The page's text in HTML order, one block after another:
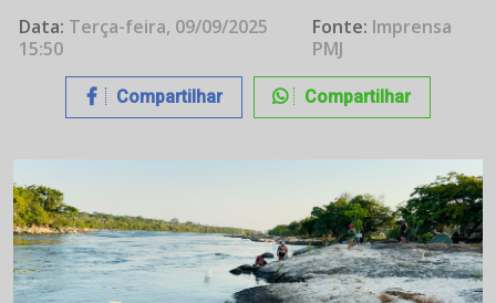
Data: Terça-feira, 09/09/2025
15:50
Fonte: Imprensa
PMJ
Compartilhar Compartilhar